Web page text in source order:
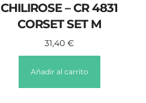
CHILIROSE – CR 4831
CORSET SET M
31,40€
Añadir al carrito